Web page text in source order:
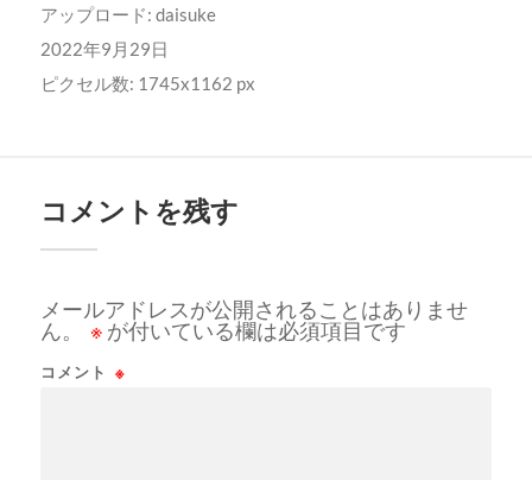
アップロード: daisuke
2022年9月29日
ピクセル数: 1745x1162 px
コメントを残す
メールアドレスが公開されることはありませ
ん。
※ が付いている欄は必須項目です
コメント ※